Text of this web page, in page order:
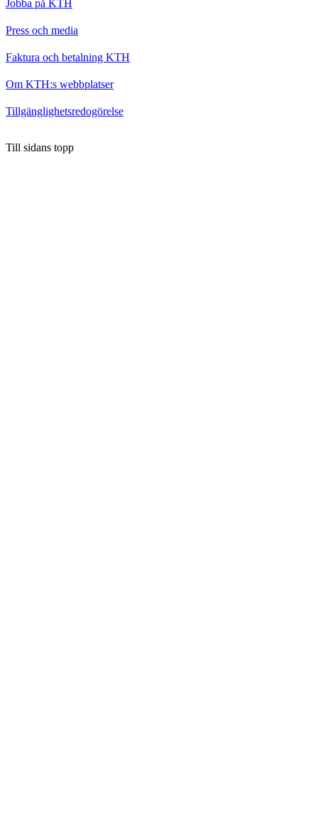
Jobba på KTH
Press och media
Faktura och betalning KTH
Om KTH:s webbplatser
Tillgänglighetsredogörelse
Till sidans topp